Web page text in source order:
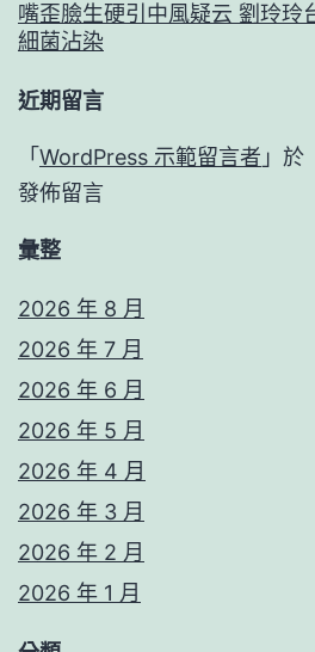
嘴歪臉生硬引中風疑云 劉玲玲
細菌沾染
近期留言
「 WordPress 示範留言者 」於
發佈留言
彙整
2026 年 8 月
2026 年 7 月
2026 年 6 月
2026 年 5 月
2026 年 4 月
2026 年 3 月
2026 年 2 月
2026 年 1 月